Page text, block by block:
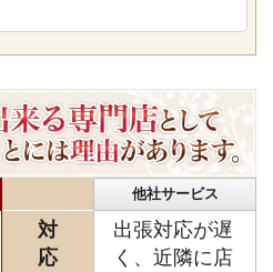
他社サービス
対
応
出張対応が遅
く、近隣に店